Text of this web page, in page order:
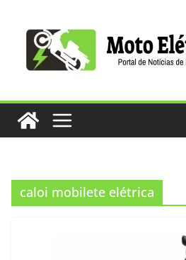
conteúdo
caloi mobilete elétrica